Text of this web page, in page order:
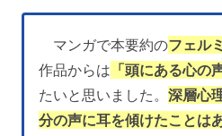
マンガで本要約のフェル
作品からは 「頭にある心の
たいと思いました。深層心
分の声に耳を傾けたことは